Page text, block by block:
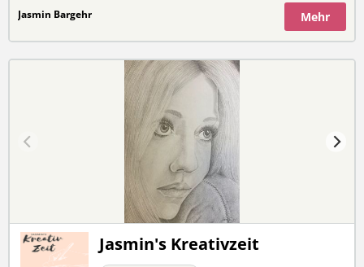
Jasmin Bargehr Mehr
Jasmin's Kreativzeit